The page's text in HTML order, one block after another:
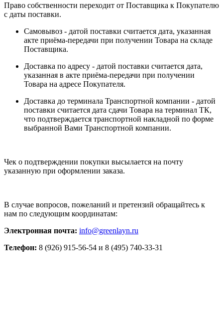
Право собственности переходит от Поставщика к Покупателю
с даты поставки.
Самовывоз - датой поставки считается дата, указанная
акте приёма-передачи при получении Товара на складе
Поставщика.
Доставка по адресу - датой поставки считается дата,
указанная в акте приёма-передачи при получении
Товара на адресе Покупателя.
Доставка до терминала Транспортной компании - датой
поставки считается дата сдачи Товара на терминал ТК,
что подтверждается транспортной накладной по форме
выбранной Вами Транспортной компании.
Чек о подтверждении покупки высылается на почту
указанную при оформлении заказа.
В случае вопросов, пожеланий и претензий обращайтесь к
нам по следующим координатам:
Электронная почта: info@greenlayn.ru
Телефон: 8 (926) 915-56-54 и 8 (495) 740-33-31